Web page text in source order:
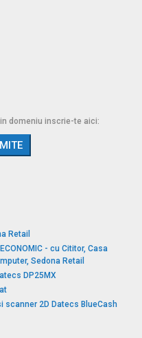
domeniu inscrie-te aici:
Retail
- cu Cititor, Casa
Sedona Retail
DP25MX
scanner 2D Datecs BlueCash